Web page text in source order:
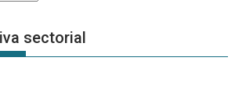
sectorial